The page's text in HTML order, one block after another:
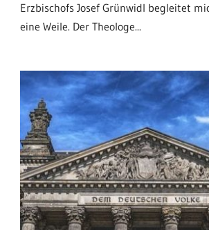
Erzbischofs Josef Grünwidl begleitet
eine Weile. Der Theologe...